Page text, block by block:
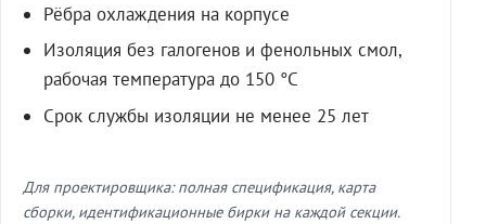
Рёбра охлаждения на корпусе
Изоляция без галогенов и фенольных смол,
рабочая температура до 150 °C
Срок службы изоляции не менее 25 лет
Для проектировщика: полная спецификация, карта
сборки, идентификационные бирки на каждой секции.